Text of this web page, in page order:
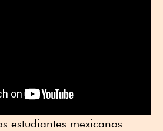
estudiantes mexicanos